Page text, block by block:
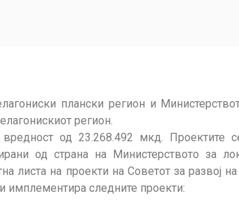
плански регион и
регион.
од 23.268.492 мкд. Проектите
од страна на Министерството за
листа на проекти на Советот за развој
имплементира следните проекти: